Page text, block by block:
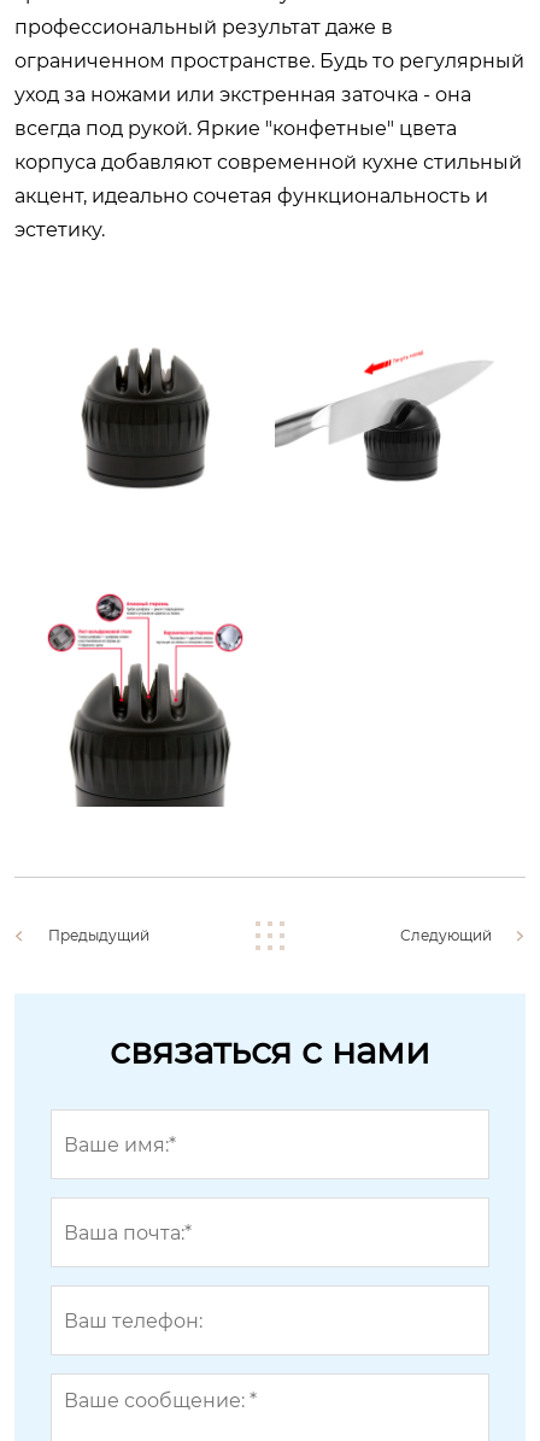
профессиональный результат даже в
ограниченном пространстве. Будь то регулярный
уход за ножами или экстренная заточка - она
всегда под рукой. Яркие "конфетные" цвета
корпуса добавляют современной кухне стильный
акцент, идеально сочетая функциональность и
эстетику.
Предыдущий Следующий
связаться с нами